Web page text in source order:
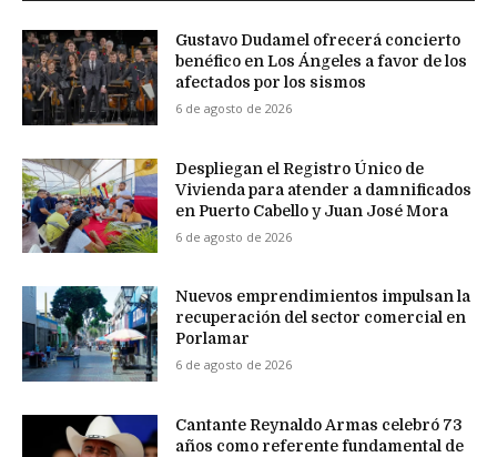
Gustavo Dudamel ofrecerá concierto
benéfico en Los Ángeles a favor de los
afectados por los sismos
6 de agosto de 2026
Despliegan el Registro Único de
Vivienda para atender a damnificados
en Puerto Cabello y Juan José Mora
6 de agosto de 2026
Nuevos emprendimientos impulsan la
recuperación del sector comercial en
Porlamar
6 de agosto de 2026
Cantante Reynaldo Armas celebró 73
años como referente fundamental de